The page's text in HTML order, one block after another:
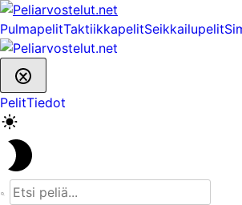
Skip
to
content
PulmapelitTaktiikkapelitSeikkailupelit
PelitTiedot